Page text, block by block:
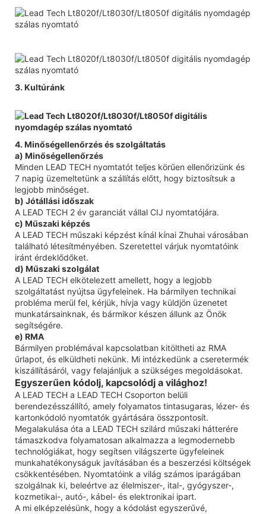
3. Kultúránk
4. Minőségellenőrzés és szolgáltatás
a) Minőségellenőrzés
Minden LEAD TECH nyomtatót teljes körűen ellenőrizünk és
7 napig üzemeltetünk a szállítás előtt, hogy biztosítsuk a
legjobb minőséget.
b) Jótállási időszak
A LEAD TECH 2 év garanciát vállal CIJ nyomtatójára.
c) Műszaki képzés
A LEAD TECH műszaki képzést kínál kínai Zhuhai városában
található létesítményében. Szeretettel várjuk nyomtatóink
iránt érdeklődőket.
d) Műszaki szolgálat
A LEAD TECH elkötelezett amellett, hogy a legjobb
szolgáltatást nyújtsa ügyfeleinek. Ha bármilyen technikai
probléma merül fel, kérjük, hívja vagy küldjön üzenetet
munkatársainknak, és bármikor készen állunk az Önök
segítségére.
e) RMA
Bármilyen problémával kapcsolatban kitöltheti az RMA
űrlapot, és elküldheti nekünk. Mi intézkedünk a cseretermék
kiszállításáról, vagy felajánljuk a szükséges megoldásokat.
Egyszerűen kódolj, kapcsolódj a világhoz!
A LEAD TECH a LEAD TECH Csoporton belüli
berendezésszállító, amely folyamatos tintasugaras, lézer- és
kartonkódoló nyomtatók gyártására összpontosít.
Megalakulása óta a LEAD TECH szilárd műszaki hátterére
támaszkodva folyamatosan alkalmazza a legmodernebb
technológiákat, hogy segítsen világszerte ügyfeleinek
munkahatékonyságuk javításában és a beszerzési költségek
csökkentésében. Nyomtatóink a világ számos iparágában
szolgálnak ki, beleértve az élelmiszer-, ital-, gyógyszer-,
kozmetikai-, autó-, kábel- és elektronikai ipart.
A mi elképzelésünk, hogy a kódolást egyszerűvé,